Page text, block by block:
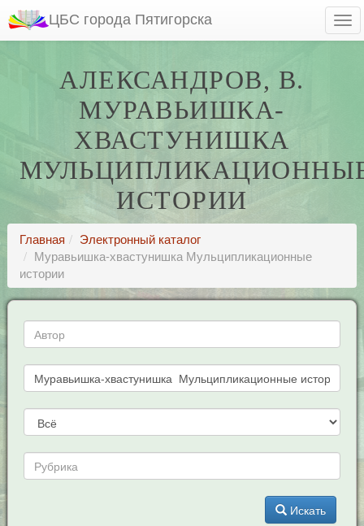
ЦБС города Пятигорска
АЛЕКСАНДРОВ, В.
МУРАВЬИШКА-
ХВАСТУНИШКА
ИСТОРИИ
Главная
Электронный каталог
Муравьишка-хвастунишка Мульципликационные
истории
Искать